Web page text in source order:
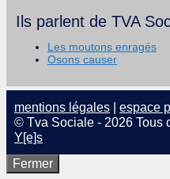
Ils parlent de TVA
Les moutons enragés
Osons causer
mentions légales
espace
© Tva Sociale - 2026 Tous
Y[e]s
Fermer